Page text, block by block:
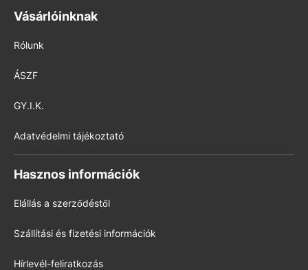
Vásárlóinknak
Rólunk
ÁSZF
GY.I.K.
Adatvédelmi tájékoztató
Hasznos információk
Elállás a szerződéstől
Szállítási és fizetési információk
Hírlevél-feliratkozás